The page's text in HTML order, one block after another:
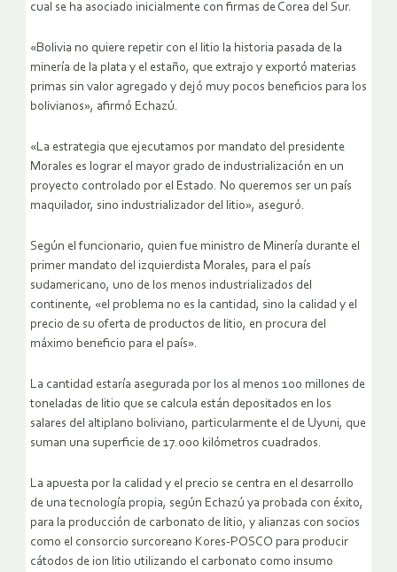
cual se ha asociado inicialmente con firmas de Corea del Sur.
«Bolivia no quiere repetir con el litio la historia pasada de la
minería de la plata y el estaño, que extrajo y exportó materias
primas sin valor agregado y dejó muy pocos beneficios para los
bolivianos», afirmó Echazú.
«La estrategia que ejecutamos por mandato del presidente
Morales es lograr el mayor grado de industrialización en un
proyecto controlado por el Estado. No queremos ser un país
maquilador, sino industrializador del litio», aseguró.
Según el funcionario, quien fue ministro de Minería durante el
primer mandato del izquierdista Morales, para el país
sudamericano, uno de los menos industrializados del
continente, «el problema no es la cantidad, sino la calidad y el
precio de su oferta de productos de litio, en procura del
máximo beneficio para el país».
La cantidad estaría asegurada por los al menos 100 millones de
toneladas de litio que se calcula están depositados en los
salares del altiplano boliviano, particularmente el de Uyuni, que
suman una superficie de 17.000 kilómetros cuadrados.
La apuesta por la calidad y el precio se centra en el desarrollo
de una tecnología propia, según Echazú ya probada con éxito,
para la producción de carbonato de litio, y alianzas con socios
como el consorcio surcoreano Kores-POSCO para producir
cátodos de ion litio utilizando el carbonato como insumo